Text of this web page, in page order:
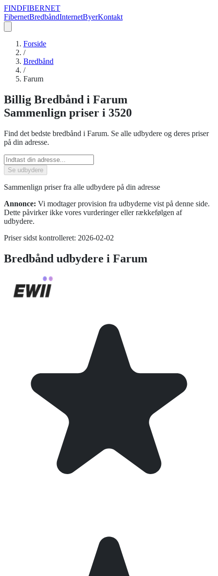
FINDFIBERNET
FibernetBredbåndInternetByerKontakt
Forside
/
Bredbånd
/
Farum
Billig Bredbånd i Farum
Sammenlign priser i 3520
Find det bedste bredbånd i Farum. Se alle udbydere og deres priser
på din adresse.
Se udbydere
Sammenlign priser fra alle udbydere på din adresse
Annonce: Vi modtager provision fra udbyderne vist på denne side.
Dette påvirker ikke vores vurderinger eller rækkefølgen af
udbydere.
Priser sidst kontrolleret: 2026-02-02
Bredbånd udbydere i Farum